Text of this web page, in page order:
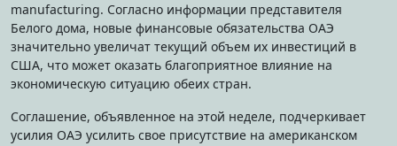
manufacturing. Согласно информации представителя
Белого дома, новые финансовые обязательства ОАЭ
значительно увеличат текущий объем их инвестиций в
США, что может оказать благоприятное влияние на
экономическую ситуацию обеих стран.
Соглашение, объявленное на этой неделе, подчеркивает
усилия ОАЭ усилить свое присутствие на американском